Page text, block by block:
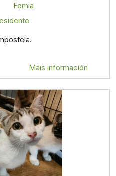
Femia
Máis información